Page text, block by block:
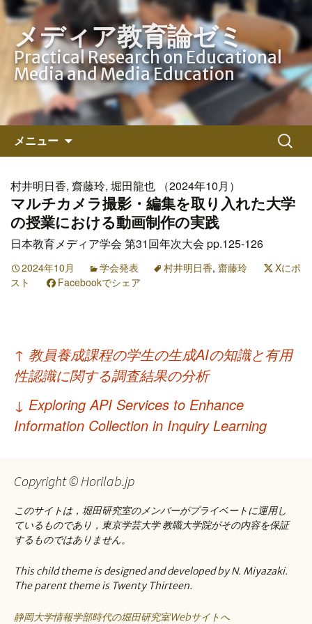
メディア教育論ゼミ
Practical Research on Educational
Media and Media Education
メニュー
ン
ツ
へ
ス
キ
ッ
プ
検
索:
村井明日香, 齋藤玲, 堀田龍也 （2024年10月）
マルチカメラ撮影・編集を取り入れた大学
の授業における動画制作の実践
日本教育メディア学会 第31回年次大会 pp.125-126
2024年10月 学会発表 村井明日香, 齋藤玲
Xにポ
スト
Facebookでシェア
投
稿
ナ
ビ
ー
ョ
ン
↑ 教員養成課程の学生の生成AIの知識と有用
性認識に関する調査結果の分析
↓ Exploring API Services to Enhance
Information Collection in Inquiry Learning
Copyright © Horilab.jp
このサイトは，堀田研究室のメンバーがプライベートに運用し
ているものであり，東京学芸大学 教職大学院がその内容を保証
するものではありません。
This child theme is designed and developed by N. Miyazaki.
The parent theme is Twenty Thirteen.
静岡大学情報学部時代の堀田研究室Webサイトへ